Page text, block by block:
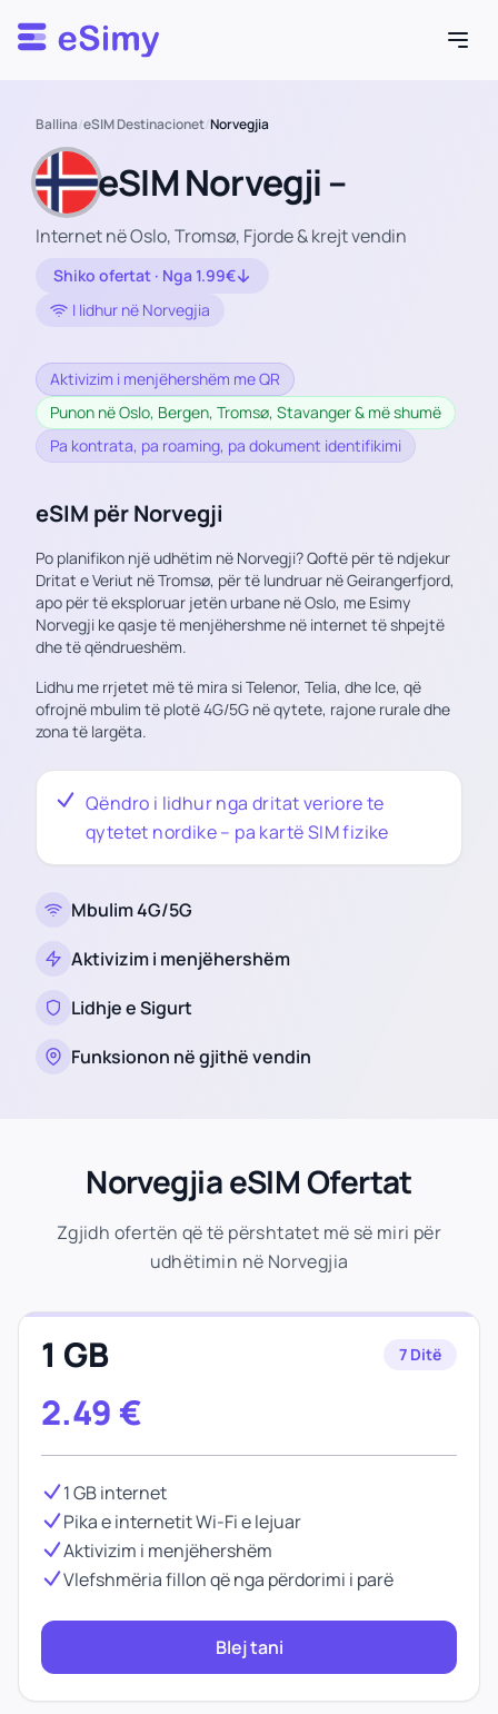
Esimy
Ballina/eSIM Destinacionet/Norvegjia
eSIM Norvegji –
Internet në Oslo, Tromsø, Fjorde & krejt vendin
Shiko ofertat · Nga 1.99€
I lidhur në Norvegjia
Aktivizim i menjëhershëm me QR
Punon në Oslo, Bergen, Tromsø, Stavanger & më shumë
Pa kontrata, pa roaming, pa dokument identifikimi
eSIM për Norvegji
Po planifikon një udhëtim në Norvegji? Qoftë për të ndjekur
Dritat e Veriut në Tromsø, për të lundruar në Geirangerfjord,
apo për të eksploruar jetën urbane në Oslo, me Esimy
Norvegji ke qasje të menjëhershme në internet të shpejtë
dhe të qëndrueshëm.
Lidhu me rrjetet më të mira si Telenor, Telia, dhe Ice, që
ofrojnë mbulim të plotë 4G/5G në qytete, rajone rurale dhe
zona të largëta.
Qëndro i lidhur nga dritat veriore te
qytetet nordike – pa kartë SIM fizike
Mbulim 4G/5G
Aktivizim i menjëhershëm
Lidhje e Sigurt
Funksionon në gjithë vendin
Norvegjia eSIM Ofertat
Zgjidh ofertën që të përshtatet më së miri për
udhëtimin në Norvegjia
1 GB 7 Ditë
2.49 €
1 GB internet
Pika e internetit Wi-Fi e lejuar
Aktivizim i menjëhershëm
Vlefshmëria fillon që nga përdorimi i parë
Blej tani